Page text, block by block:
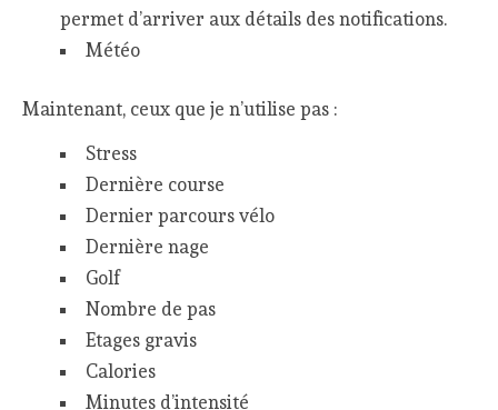
permet d’arriver aux détails des notifications.
Météo
Maintenant, ceux que je n’utilise pas :
Stress
Dernière course
Dernier parcours vélo
Dernière nage
Golf
Nombre de pas
Etages gravis
Calories
Minutes d’intensité